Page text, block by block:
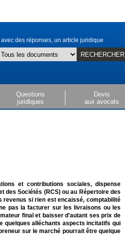
des réponses, un article juridique
RECHERCHER
Questions
juridiques
Devis
aux avocats
et contributions sociales, dispense
des Sociétés (RCS) ou au Répertoire des
revenus si rien est encaissé, comptabilité
pas la facturer sur les livraisons ou les
final et baisser d'autant ses prix de
quelques alléchants aspects incitatifs qui
sur le marché pourrait être quelque